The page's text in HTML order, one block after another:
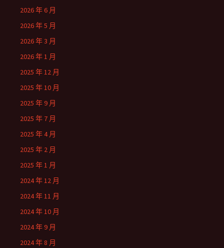
2026 年 6 月
2026 年 5 月
2026 年 3 月
2026 年 1 月
2025 年 12 月
2025 年 10 月
2025 年 9 月
2025 年 7 月
2025 年 4 月
2025 年 2 月
2025 年 1 月
2024 年 12 月
2024 年 11 月
2024 年 10 月
2024 年 9 月
2024 年 8 月